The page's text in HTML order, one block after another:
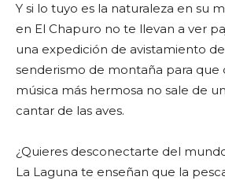
Y si lo tuyo es la naturaleza en su
en El Chapuro no te llevan a ver
una expedición de avistamiento
senderismo de montaña para que
música más hermosa no sale de
cantar de las aves.
¿Quieres desconectarte del
La Laguna te enseñan que la